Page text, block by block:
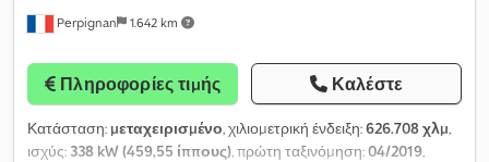
Perpignan 1.642 km
Πληροφορίες τιμής Καλέστε
Κατάσταση: μεταχειρισμένο, χιλιομετρική ένδειξη:626.708 χλμ,
ισχύς: 338 kW (459,55 ίππους), πρώτη ταξινόμηση:04/2019,